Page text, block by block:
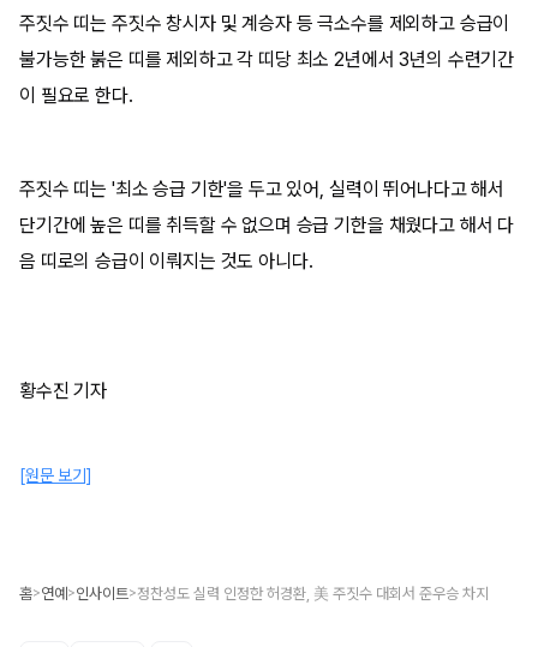
주짓수 띠는 주짓수 창시자 및 계승자 등 극소수를 제외하고 승급이
불가능한 붉은 띠를 제외하고 각 띠당 최소 2년에서 3년의 수련기간
이 필요로 한다.
주짓수 띠는 '최소 승급 기한'을 두고 있어, 실력이 뛰어나다고 해서
단기간에 높은 띠를 취득할 수 없으며 승급 기한을 채웠다고 해서 다
음 띠로의 승급이 이뤄지는 것도 아니다.
황수진 기자
[원문 보기]
홈>연예 >인사이트>정찬성도 실력 인정한 허경환, 美 주짓수 대회서 준우승 차지